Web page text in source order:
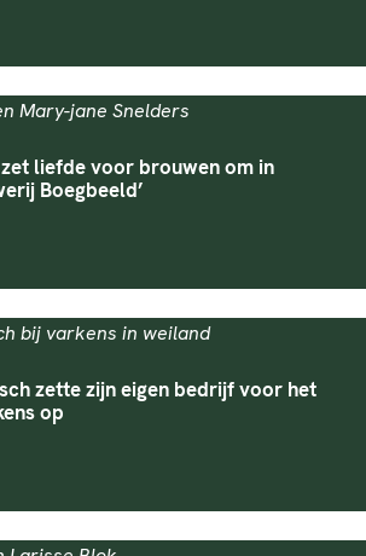
liefde voor brouwen om in
Boegbeeld’
zette zijn eigen bedrijf voor het
op